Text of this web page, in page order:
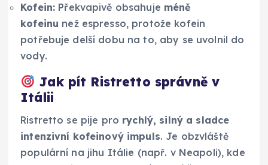
Kofein: Překvapivě obsahuje méně
kofeinu než espresso, protože kofein
potřebuje delší dobu na to, aby se uvolnil do
vody.
Jak pít Ristretto správně v
Itálii
Ristretto se pije pro rychlý, silný a sladce
intenzivní kofeinový impuls. Je obzvláště
populární na jihu Itálie (např. v Neapoli), kde